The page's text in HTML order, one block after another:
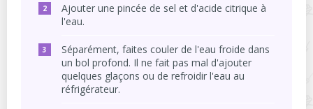
Ajouter une pincée de sel et d'acide citrique à
l'eau.
Séparément, faites couler de l'eau froide dans
un bol profond. Il ne fait pas mal d'ajouter
quelques glaçons ou de refroidir l'eau au
réfrigérateur.